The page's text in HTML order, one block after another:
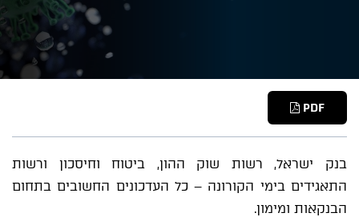
PDF
בנק ישראל, רשות שוק ההון, ביטוח וחיסכון ורשות
התאגידים בימי הקורונה – כל העדכונים החשובים בתחום
הבנקאות ומימון.